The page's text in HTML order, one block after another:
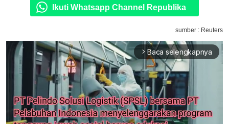
Ikuti Whatsapp Channel Republika
sumber : Reuters
arrow_forward_ios Baca selengkapnya